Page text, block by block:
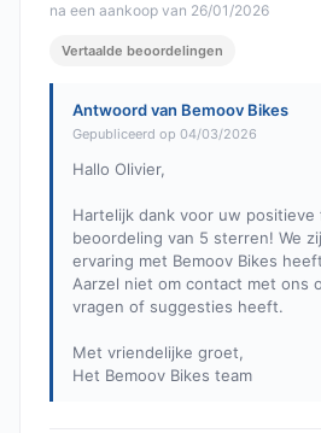
na een aankoop van 26/01/2026
Vertaalde beoordelingen
Antwoord van Bemoov Bikes
Gepubliceerd op 04/03/2026
Hallo Olivier,
Hartelijk dank voor uw
beoordeling van 5 sterren! We
ervaring met Bemoov Bikes
Aarzel niet om contact met ons
vragen of suggesties heeft.
Met vriendelijke groet,
Het Bemoov Bikes team